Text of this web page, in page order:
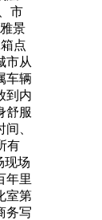
市
景
点
市从
车辆
到内
舒服
、
有
现场
年里
室第
务写